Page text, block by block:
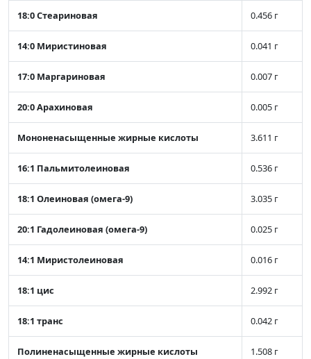
18:0 Стеариновая 0.456 г
14:0 Миристиновая 0.041 г
17:0 Маргариновая 0.007 г
20:0 Арахиновая 0.005 г
Мононенасыщенные жирные кислоты 3.611 г
16:1 Пальмитолеиновая 0.536 г
18:1 Олеиновая (омега-9) 3.035 г
20:1 Гадолеиновая (омега-9) 0.025 г
14:1 Миристолеиновая 0.016 г
18:1 цис 2.992 г
18:1 транс 0.042 г
Полиненасыщенные жирные кислоты 1.508 г